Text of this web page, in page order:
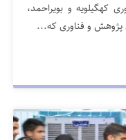
کهگیلویه و بویراحمد،
و فناوری که...